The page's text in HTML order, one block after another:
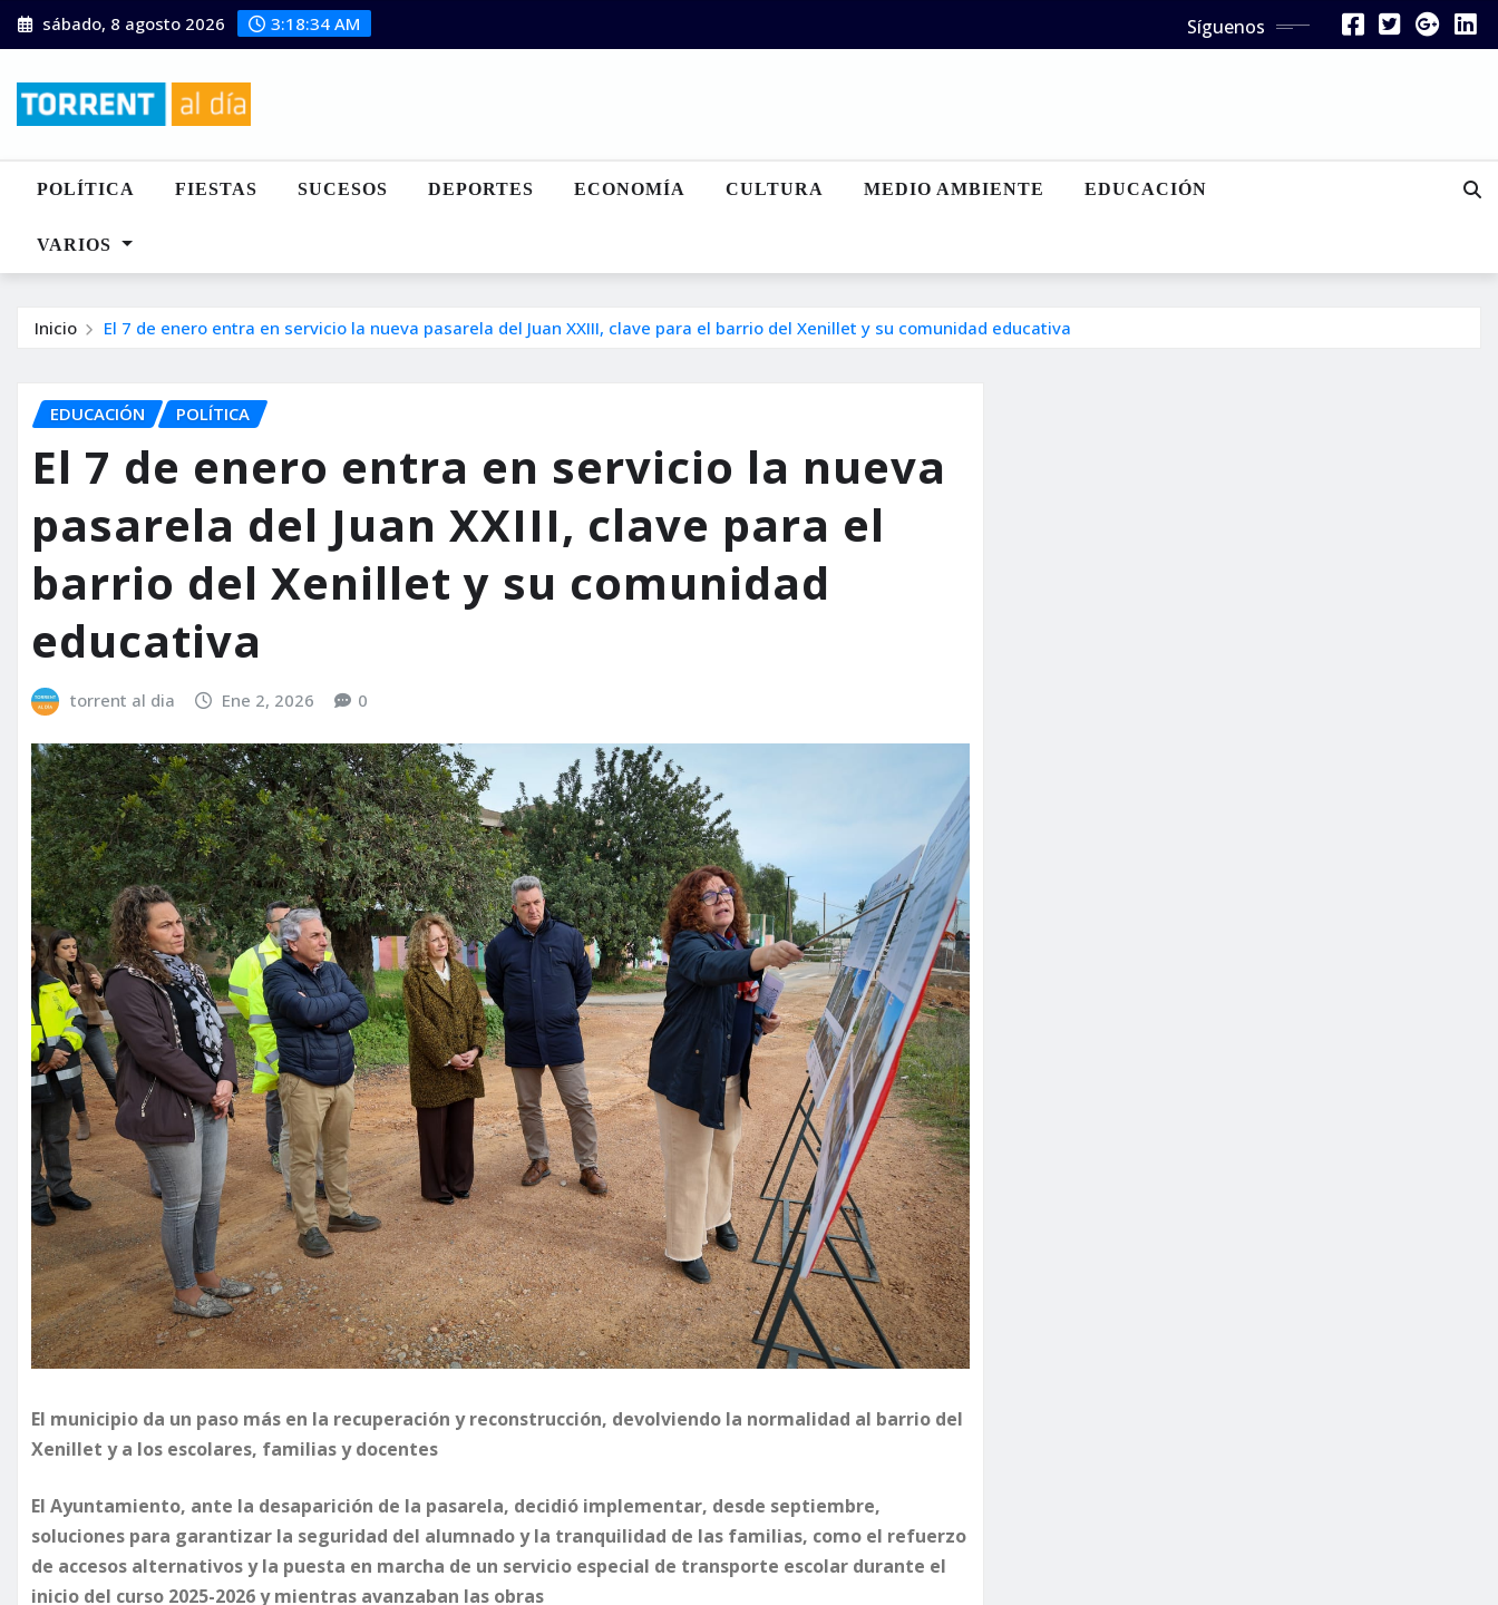
Saltar
al
sábado, 8 agosto 2026 3:18:36 AM Síguenos
POLÍTICA FIESTAS SUCESOS DEPORTES ECONOMÍA CULTURA MEDIO AMBIENTE EDUCACIÓN
VARIOS
Inicio El 7 de enero entra en servicio la nueva pasarela del Juan XXIII, clave para el barrio del Xenillet y su comunidad educativa
EDUCACIÓN POLÍTICA
El 7 de enero entra en servicio la nueva
pasarela del Juan XXIII, clave para el
barrio del Xenillet y su comunidad
educativa
torrent al dia Ene 2, 2026 0
El municipio da un paso más en la recuperación y reconstrucción, devolviendo la normalidad al barrio del
Xenillet y a los escolares, familias y docentes
El Ayuntamiento, ante la desaparición de la pasarela, decidió implementar, desde septiembre,
soluciones para garantizar la seguridad del alumnado y la tranquilidad de las familias, como el refuerzo
de accesos alternativos y la puesta en marcha de un servicio especial de transporte escolar durante el
inicio del curso 2025-2026 y mientras avanzaban las obras